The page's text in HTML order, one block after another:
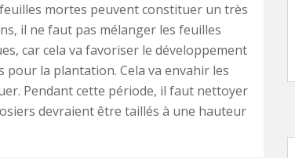
mortes peuvent constituer un très
il ne faut pas mélanger les feuilles
car cela va favoriser le développement
pour la plantation. Cela va envahir les
Pendant cette période, il faut nettoyer
devraient être taillés à une hauteur